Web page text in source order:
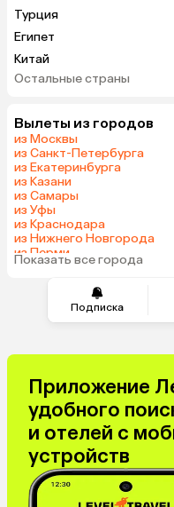
Подписка
Турция
Египет
Китай
Вьетнам
Беларусь
Шри-Ланка
Азербайджан
Сербия
Киргизия
Саудовская Аравия
Венгрия
Остальные страны
Вылеты из городов
из Москвы
из Санкт-Петербурга
из Екатеринбурга
из Казани
из Самары
из Уфы
из Краснодара
из Нижнего Новгорода
из Перми
из Челябинска
Показать все города
Приложение
удобного
и отелей с
устройств